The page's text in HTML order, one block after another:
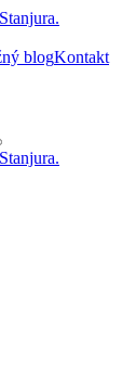
blogKontakt